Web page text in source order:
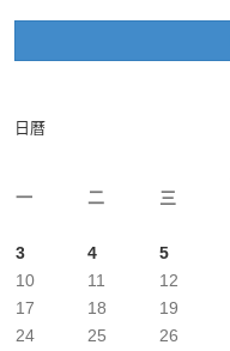
日曆
一
二 三
3
4 5
10
11 12
17
18 19
24
25 26